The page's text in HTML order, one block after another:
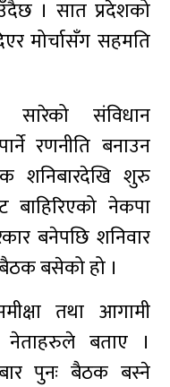
। सात प्रदेशको
मोर्चासँग सहमति
संविधान
रणनीति बनाउन
शनिबारदेखि शुरु
नेकपा
बनेपछि शनिवार
बसेको हो ।
तथा आगामी
बताए ।
पुनः बैठक बस्ने